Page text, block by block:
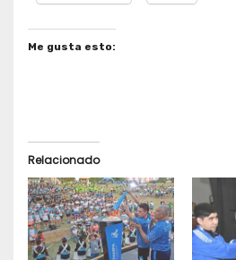
Me gusta esto:
Relacionado